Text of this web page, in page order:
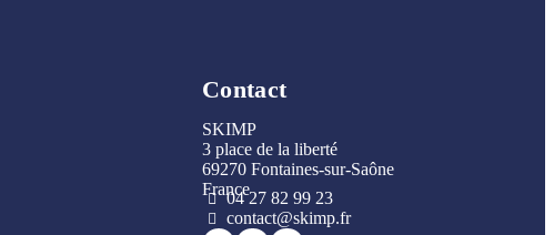
Contact
SKIMP
3 place de la liberté
69270 Fontaines-sur-Saône
France04 27 82 99 23
contact@skimp.fr